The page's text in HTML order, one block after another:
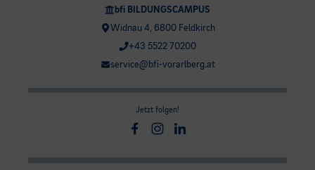
bfi BILDUNGSCAMPUS
Widnau 4, 6800 Feldkirch
+43 5522 70200
service@bfi-vorarlberg.at
Jetzt folgen!
Facebook
Instagram
Linkedin